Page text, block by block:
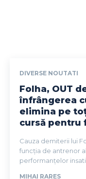
DIVERSE NOUTATI
Folha, OUT
înfrângerea
elimina pe
cursă pentru
Cauza demiterii lui
funcția de antrenor
performanțelor
MIHAI RARES